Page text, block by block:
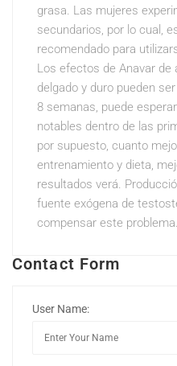
grasa. Las mujeres
secundarios, por lo cual,
recomendado para
Los efectos de Anavar de
delgado y duro pueden
8 semanas, puede
notables dentro de las
por supuesto, cuanto
entrenamiento y dieta,
resultados verá.
fuente exógena de
compensar este problema.
Contact Form
User Name: